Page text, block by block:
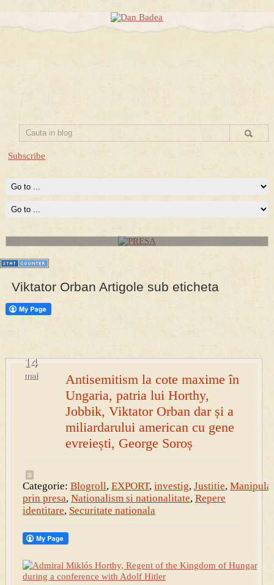
Subscribe
PRESA
Permise pentru vânătoarea de porci în costume, cu gulere albe
Viktator Orban Artigole sub eticheta
Antisemitism la cote maxime în
Ungaria, patria lui Horthy,
Jobbik, Viktator Orban dar și a
miliardarului american cu gene
evreiești, George Soroș
14
mai
Categorie: Blogroll, EXPORT, investig, Justitie,
prin presa, Nationalism si nationalitate, Repere
identitare, Securitate nationala